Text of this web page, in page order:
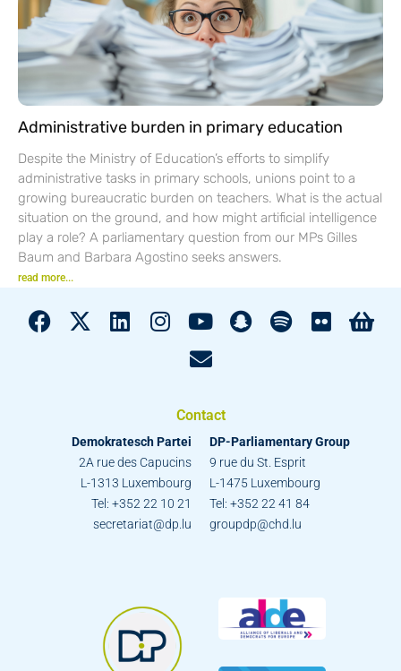
Administrative burden in primary education
Despite the Ministry of Education’s efforts to simplify
administrative tasks in primary schools, unions point to a
growing bureaucratic burden on teachers. What is the actual
situation on the ground, and how might artificial intelligence
play a role? A parliamentary question from our MPs Gilles
Baum and Barbara Agostino seeks answers.
read more...
Contact
Demokratesch Partei
2A rue des Capucins
L-1313 Luxembourg
Tel: +352 22 10 21
secretariat@dp.lu
DP-Parliamentary Group
9 rue du St. Esprit
L-1475 Luxembourg
Tel: +352 22 41 84
groupdp@chd.lu